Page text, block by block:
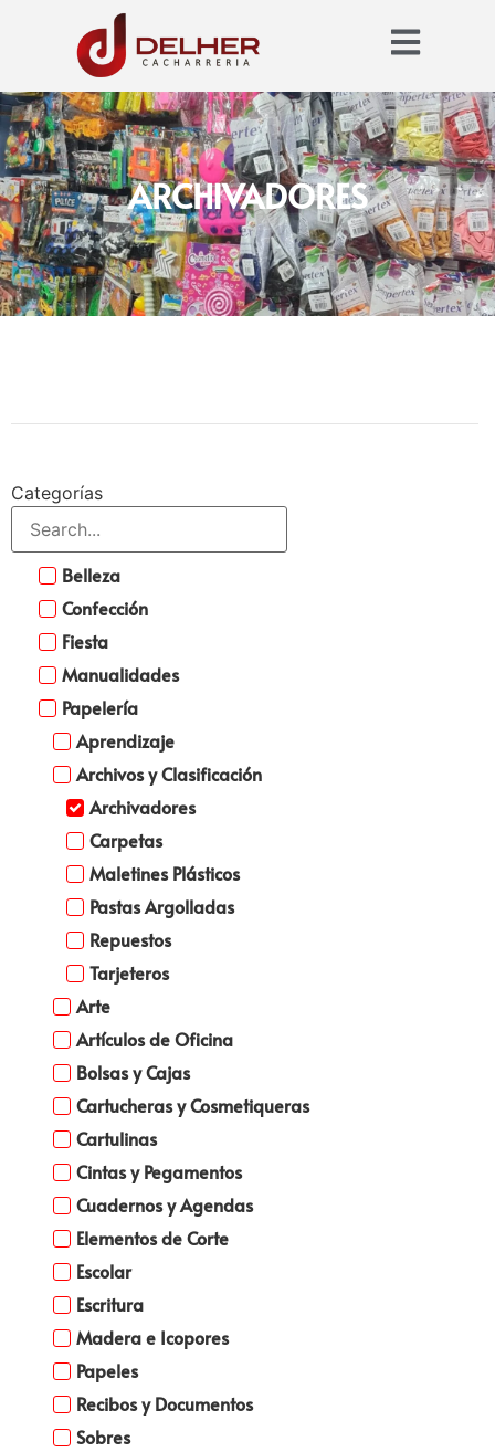
ARCHIVADORES
Categorías
Belleza
Confección
Fiesta
Manualidades
Papelería
Aprendizaje
Archivos y Clasificación
Archivadores
Carpetas
Maletines Plásticos
Pastas Argolladas
Repuestos
Tarjeteros
Arte
Artículos de Oficina
Bolsas y Cajas
Cartucheras y Cosmetiqueras
Cartulinas
Cintas y Pegamentos
Cuadernos y Agendas
Elementos de Corte
Escolar
Escritura
Madera e Icopores
Papeles
Recibos y Documentos
Sobres